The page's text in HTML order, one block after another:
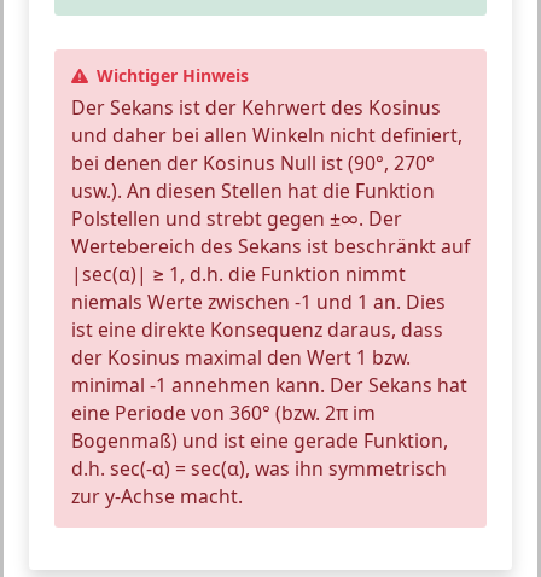
Wichtiger Hinweis
DerSekans ist der Kehrwert des Kosinus
und daher bei allen Winkeln nicht definiert,
bei denen der Kosinus Null ist(90°, 270°
usw.). An diesen Stellen hat die Funktion
Polstellen und strebt gegen ±∞. Der
Wertebereich des Sekans ist beschränkt auf
|sec(α)| ≥ 1, d.h. die Funktion nimmt
niemals Werte zwischen -1 und 1 an. Dies
ist eine direkte Konsequenz daraus, dass
der Kosinus maximal den Wert 1 bzw.
minimal -1 annehmen kann. Der Sekans hat
eine Periode von 360° (bzw. 2π im
Bogenmaß) und ist eine gerade Funktion,
d.h. sec(-α) = sec(α), was ihn symmetrisch
zur y-Achse macht.